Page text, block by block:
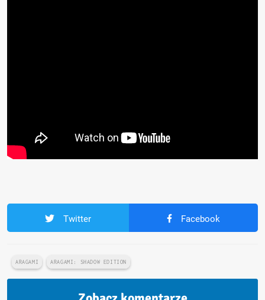
Twitter Facebook
ARAGAMI ARAGAMI: SHADOW EDITION